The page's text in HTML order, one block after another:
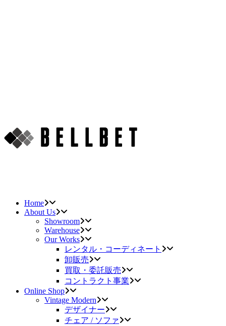
Home
About Us
Showroom
Warehouse
Our Works
レンタル・コーディネート
卸販売
買取・委託販売
コントラクト事業
Online Shop
Vintage Modern
デザイナー
チェア / ソファ